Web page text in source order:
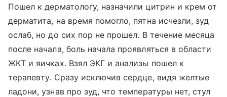
Пошел к дерматологу, назначили цитрин и крем от
дерматита, на время помогло, пятна исчезли, зуд
ослаб, но до сих пор не прошел. В течение месяца
после начала, боль начала проявляться в области
ЖКТ и яичках. Взял ЭКГ и анализы пошел к
терапевту. Сразу исключив сердце, видя желтые
ладони, узнав про зуд, что температуры нет, стул